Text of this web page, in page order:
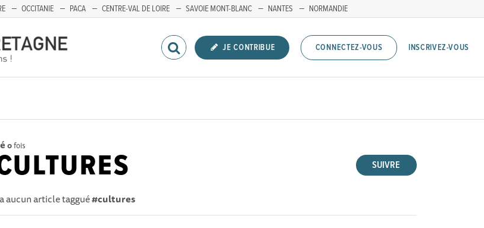
OCCITANIE PACA CENTRE-VAL DE LOIRE SAVOIE MONT-BLANC NANTES NORMANDIE
JE CONTRIBUE CONNECTEZ-VOUS INSCRIVEZ-VOUS
0fois
SUIVRE
aucun article taggué#cultures